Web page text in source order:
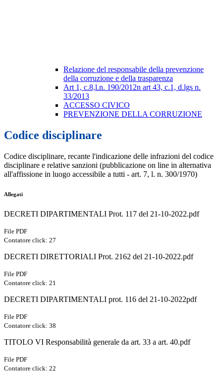
Relazione del responsabile della prevenzione
della corruzione e della trasparenza
Art 1, c.8,l.n. 190/2012n art 43, c.1, d.lgs n.
33/2013
ACCESSO CIVICO
PREVENZIONE DELLA CORRUZIONE
Codice disciplinare
Codice disciplinare, recante l'indicazione delle infrazioni del codice
disciplinare e relative sanzioni (pubblicazione on line in alternativa
all'affissione in luogo accessibile a tutti - art. 7, l. n. 300/1970)
Allegati
DECRETI DIPARTIMENTALI Prot. 117 del 21-10-2022.pdf
File PDF
Contatore click: 27
DECRETI DIRETTORIALI Prot. 2162 del 21-10-2022.pdf
File PDF
Contatore click: 21
DECRETI DIPARTIMENTALI prot. 116 del 21-10-2022pdf
File PDF
Contatore click: 38
TITOLO VI Responsabilità generale da art. 33 a art. 40.pdf
File PDF
Contatore click: 22